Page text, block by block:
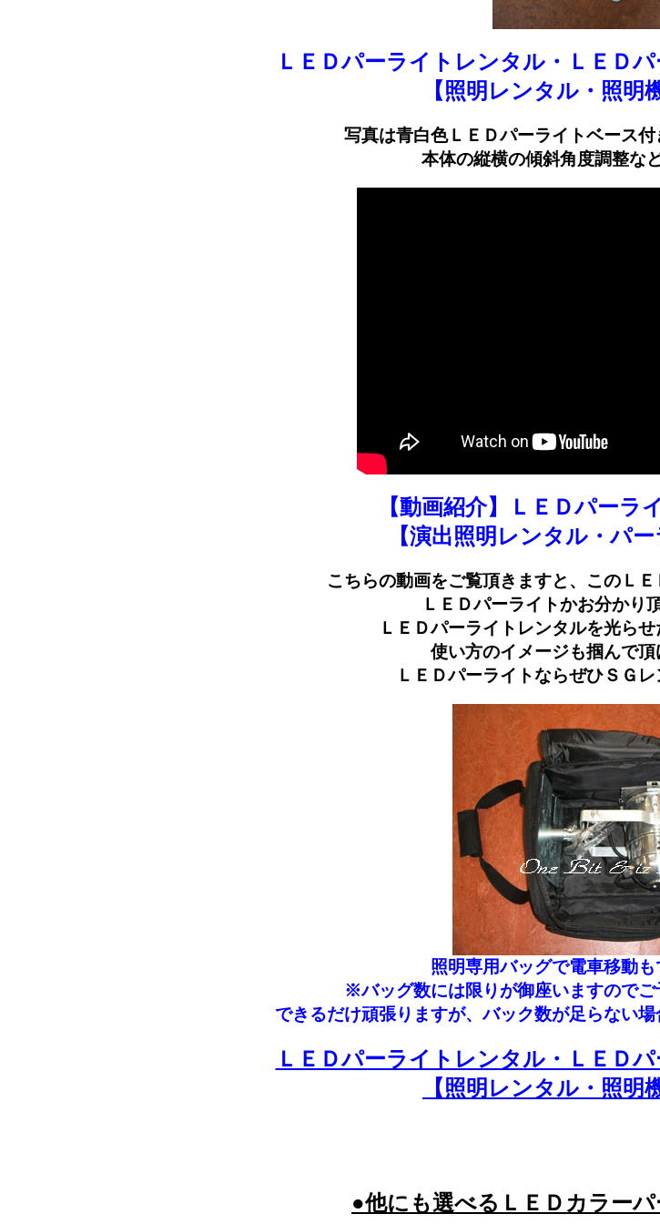
ＬＥＤパーライトレンタル・ＬＥＤ
【照明レンタル・照明
写真は青白色ＬＥＤパーライトベース付
本体の縦横の傾斜角度調整な
【動画紹介】ＬＥＤパーラ
【演出照明レンタル・パ
こちらの動画をご覧頂きますと、このＬ
ＬＥＤパーライトかお分かり
ＬＥＤパーライトレンタルを光ら
使い方のイメージも掴んで頂
ＬＥＤパーライトならぜひＳＧ
照明専用バッグで電車移動も
※バッグ数には限りが御座いますのでご
できるだけ頑張りますが、バック数が足らない場
ＬＥＤパーライトレンタル・ＬＥＤ
【照明レンタル・照明
●他にも選べるＬＥＤカラー